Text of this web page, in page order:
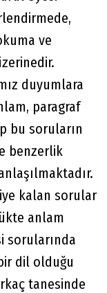
ve
duyumlara
paragraf
bu soruların
benzerlik
kalan sorular
anlam
sorularında
dil olduğu
tanesinde